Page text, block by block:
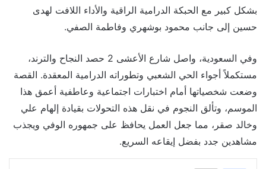
بشكل كبير مع الحبكة الدرامية الراقية والأداء اللافت لهدى
حسين إلى جانب محمود بوشهري وفاطمة الصفي.
وفي السعودية، واصل شارع الأعشى 2 حصد النجاح والترند،
مستكملاً أجواء الحي الشعبي وتطوراته الدرامية المعقدة. القصة
وضعت شخصياتها أمام اختبارات اجتماعية وعاطفية أعمق هذا
الموسم، وتألق النجوم في نقل هذه التحولات بقيادة إلهام علي
وخالد صقر، مما جعل العمل يحافظ على جمهوره الوفي ويجذب
مشاهدين جدد بفضل إيقاعه السريع.